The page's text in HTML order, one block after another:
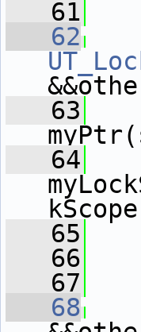
   61
   62
   63
   64
   65
   66
   67
   68